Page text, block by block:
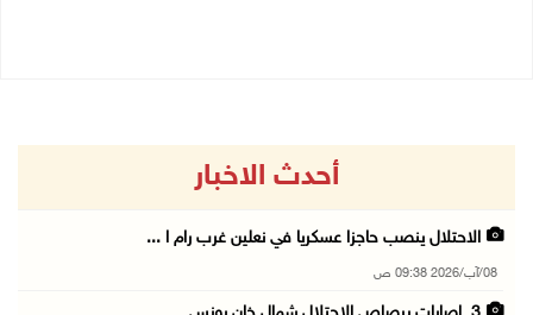
أحدث الاخبار
الاحتلال ينصب حاجزا عسكريا في نعلين غرب رام ا ...
08/آب/2026 09:38 ص